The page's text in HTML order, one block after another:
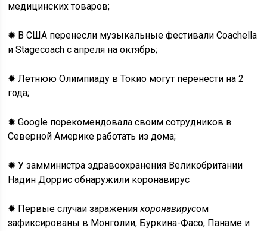
медицинских товаров;
✹ В США перенесли музыкальные фестивали Coachella
и Stagecoach с апреля на октябрь;
✹ Летнюю Олимпиаду в Токио могут перенести на 2
года;
✹ Google порекомендовала своим сотрудников в
Северной Америке работать из дома;
✹ У замминистра здравоохранения Великобритании
Надин Доррис обнаружили коронавирус
✹ Первые случаи заражениякоронавирусом
зафиксированы в Монголии, Буркина-Фасо, Панаме и